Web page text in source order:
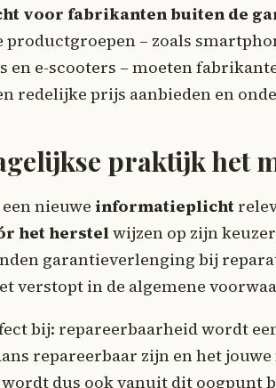
voor fabrikanten buiten de
productgroepen – zoals
en e-scooters – moeten
redelijke prijs aanbieden en
praktijk het
nieuwe informatieplicht
het herstelwijzen op zijn
garantieverlenging bij
verstopt in de algemene
bij: repareerbaarheid wordt
repareerbaar zijn en het
dus ook vanuit dit oogpunt